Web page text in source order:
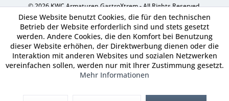
© 2026 KWC Armaturen GastroXtrem - All Rights Reserved.
Diese Website benutzt Cookies, die für den technischen
Betrieb der Website erforderlich sind und stets gesetzt
werden. Andere Cookies, die den Komfort bei Benutzung
dieser Website erhöhen, der Direktwerbung dienen oder die
Interaktion mit anderen Websites und sozialen Netzwerken
vereinfachen sollen, werden nur mit Ihrer Zustimmung gesetzt.
Mehr Informationen